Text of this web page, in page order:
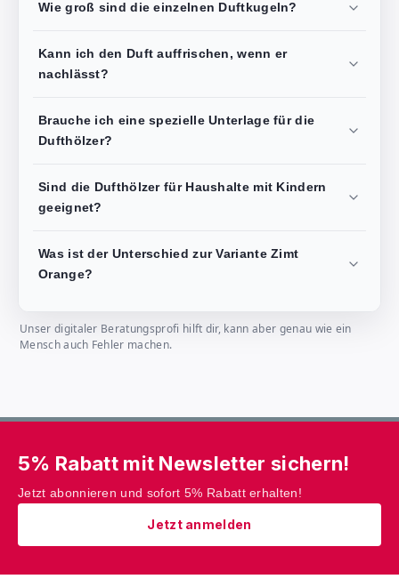
Wie groß sind die einzelnen Duftkugeln?
Kann ich den Duft auffrischen, wenn er
nachlässt?
Brauche ich eine spezielle Unterlage für die
Dufthölzer?
Sind die Dufthölzer für Haushalte mit Kindern
geeignet?
Was ist der Unterschied zur Variante Zimt
Orange?
Unser digitaler Beratungsprofi hilft dir, kann aber genau wie ein
Mensch auch Fehler machen.
5% Rabatt mit Newsletter sichern!
Jetzt abonnieren und sofort 5% Rabatt erhalten!
Jetzt anmelden